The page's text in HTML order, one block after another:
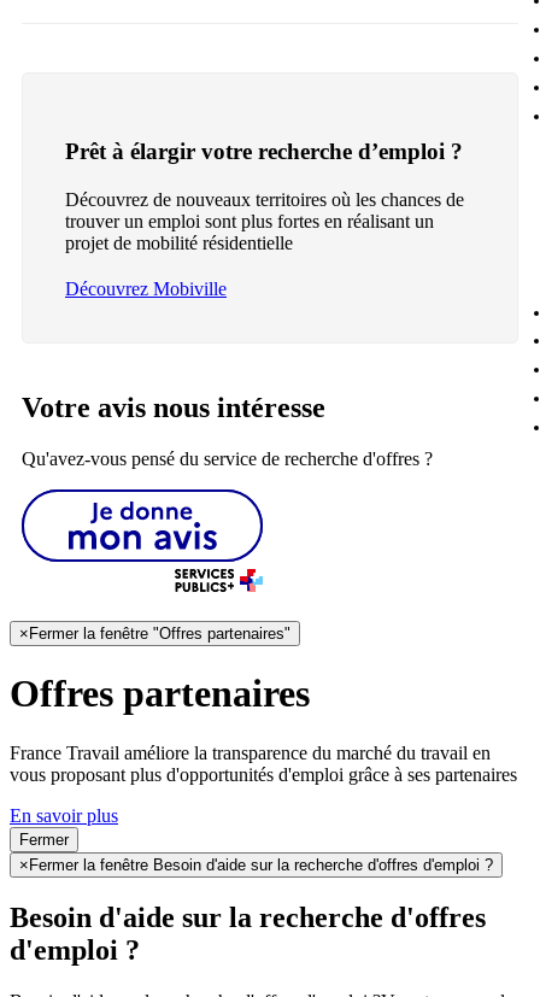
Prêt à élargir votre recherche d’emploi ?
Découvrez de nouveaux territoires où les chances de
trouver un emploi sont plus fortes en réalisant un
projet de mobilité résidentielle
Découvrez Mobiville
Votre avis nous intéresse
Qu'avez-vous pensé du service de recherche d'offres ?
× Fermer la fenêtre "Offres partenaires"
Offres partenaires
France Travail améliore la transparence du marché du travail en
vous proposant plus d'opportunités d'emploi grâce à ses partenaires
En savoir plus
Fermer
×Fermer la fenêtre Besoin d'aide sur la recherche d'offres d'emploi ?
Besoin d'aide sur la recherche d'offres
d'emploi ?